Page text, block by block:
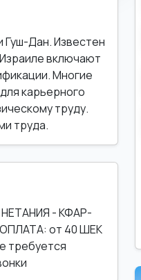
Гуш-Дан. Известен
включают
Многие
карьерного
труду.
труда.
- КФАР-
от 40 ШЕК
требуется